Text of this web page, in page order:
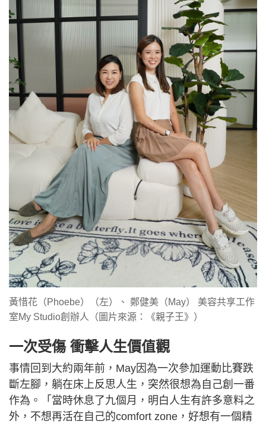
黃惜花（Phoebe）（左）、 鄭健美（May） 美容共享工作
室My Studio創辦人（圖片來源：《親子王》）
一次受傷 衝擊人生價值觀
事情回到大約兩年前，May因為一次參加運動比賽跌
斷左腳，躺在床上反思人生，突然很想為自己創一番
作為。「當時休息了九個月，明白人生有許多意料之
外，不想再活在自己的comfort zone，好想有一個精